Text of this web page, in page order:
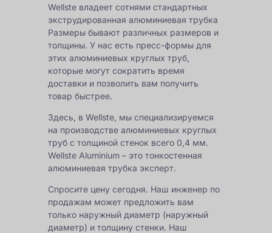
Wellste владеет сотнями стандартных
экструдированная алюминиевая трубка
Размеры бывают различных размеров и
толщины. У нас есть пресс-формы для
этих алюминиевых круглых труб,
которые могут сократить время
доставки и позволить вам получить
товар быстрее.
Здесь, в Wellste, мы специализируемся
на производстве алюминиевых круглых
труб с толщиной стенок всего 0,4 мм.
Wellste Aluminium – это тонкостенная
алюминиевая трубка эксперт.
Спросите цену сегодня. Наш инженер по
продажам может предложить вам
только наружный диаметр (наружный
диаметр) и толщину стенки. Наш